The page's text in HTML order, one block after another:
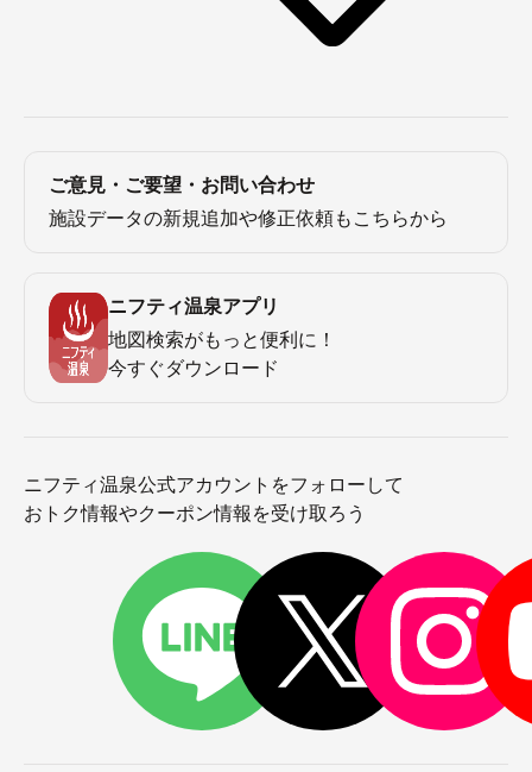
ご意見・ご要望・お問い合わせ
施設データの新規追加や修正依頼もこちらから
ニフティ温泉アプリ
地図検索がもっと便利に！
今すぐダウンロード
ニフティ温泉公式アカウントをフォローして
おトク情報やクーポン情報を受け取ろう